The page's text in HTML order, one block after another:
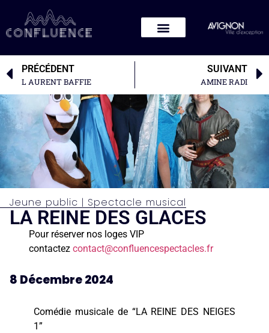
PRÉCÉDENT
L AURENT BAFFIE
SUIVANT
AMINE RADI
Jeune public | Spectacle musical
LA REINE DES GLACES
Pour réserver nos loges VIP
contactez contact@confluencespectacles.fr
8 Décembre 2024
Comédie musicale de “LA REINE DES NEIGES
1”